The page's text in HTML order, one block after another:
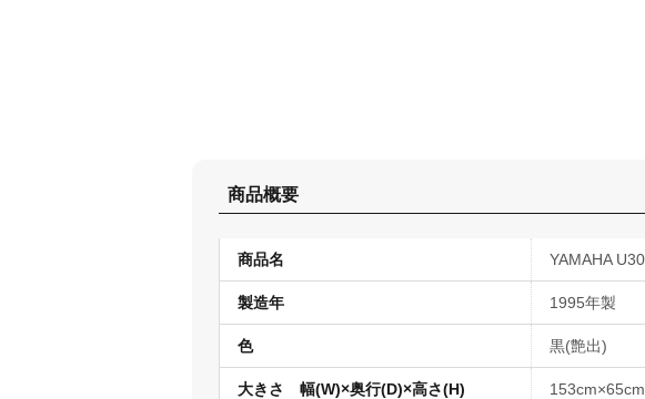
商品概要
商品名 YAMAHA
製造年 1995年製
色 黒(艶出)
大きさ 幅(W)×奥行(D)×高さ(H)